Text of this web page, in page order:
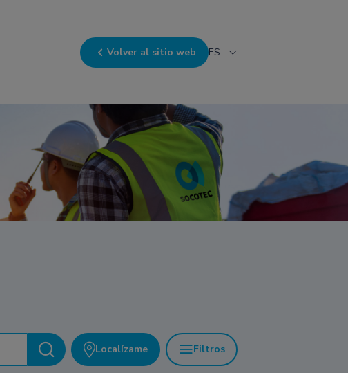
Volver al sitio web ES
Localízame Filtros